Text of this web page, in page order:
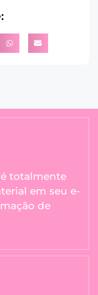
totalmente
em seu e-
de